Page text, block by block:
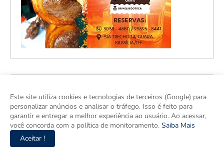
Este site utiliza cookies e tecnologias de terceiros (Google) para
personalizar anúncios e analisar o tráfego. Isso é feito para
garantir e entregar a melhor experiência ao usuário. Ao acessar,
você concorda com a política de monitoramento. Saiba Mais
Aceitar !